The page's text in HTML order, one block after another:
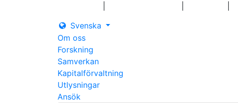
Svenska
Om oss
Forskning
Samverkan
Kapitalförvaltning
Utlysningar
Ansök